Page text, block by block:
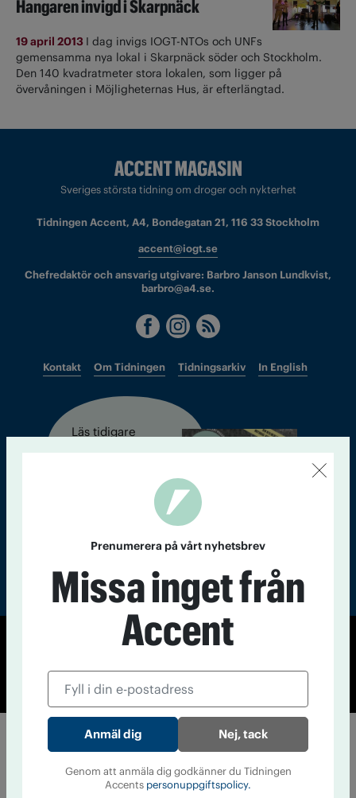
Hangaren invigd i Skarpnäck
19 april 2013 I dag invigs IOGT-NTOs och UNFs
gemensamma nya lokal i Skarpnäck söder och Stockholm.
Den 140 kvadratmeter stora lokalen, som ligger på
övervåningen i Möjligheternas Hus, är efterlängtad.
Sveriges största tidning om droger och nykterhet
Tidningen Accent, A4, Bondegatan 21, 116 33 Stockholm
accent@iogt.se
Chefredaktör och ansvarig utgivare: Barbro Janson Lundkvist,
barbro@a4.se.
Kontakt Om Tidningen Tidningsarkiv In English
Läs tidigare
nummer av
Cookiepolicy
Personuppgiftspolicy
Prenumerera på vårt nyhetsbrev
Missa inget från
Accent
Nej, tack
Genom att anmäla dig godkänner du Tidningen
Accents personuppgiftspolicy.